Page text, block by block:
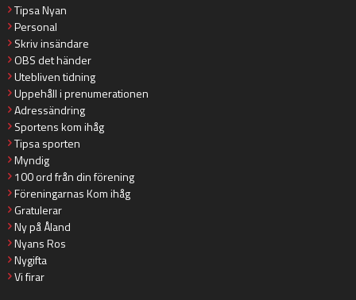
Tipsa Nyan
Personal
Skriv insändare
OBS det händer
Utebliven tidning
Uppehåll i prenumerationen
Adressändring
Sportens kom ihåg
Tipsa sporten
Myndig
100 ord från din förening
Föreningarnas Kom ihåg
Gratulerar
Ny på Åland
Nyans Ros
Nygifta
Vi firar